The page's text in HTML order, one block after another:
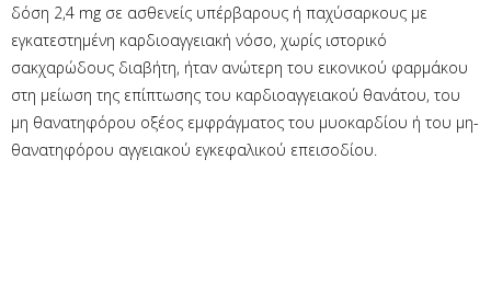
δόση 2,4 mg σε ασθενείς υπέρβαρους ή παχύσαρκους με
εγκατεστημένη καρδιοαγγειακή νόσο, χωρίς ιστορικό
σακχαρώδους διαβήτη, ήταν ανώτερη του εικονικού φαρμάκου
στη μείωση της επίπτωσης του καρδιοαγγειακού θανάτου, του
μη θανατηφόρου οξέος εμφράγματος του μυοκαρδίου ή του μη-
θανατηφόρου αγγειακού εγκεφαλικού επεισοδίου.